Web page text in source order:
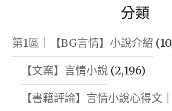
分類
第1區｜【BG言情】小說介紹
【文案】言情小說 (2,196)
【書籍評論】言情小說心得文